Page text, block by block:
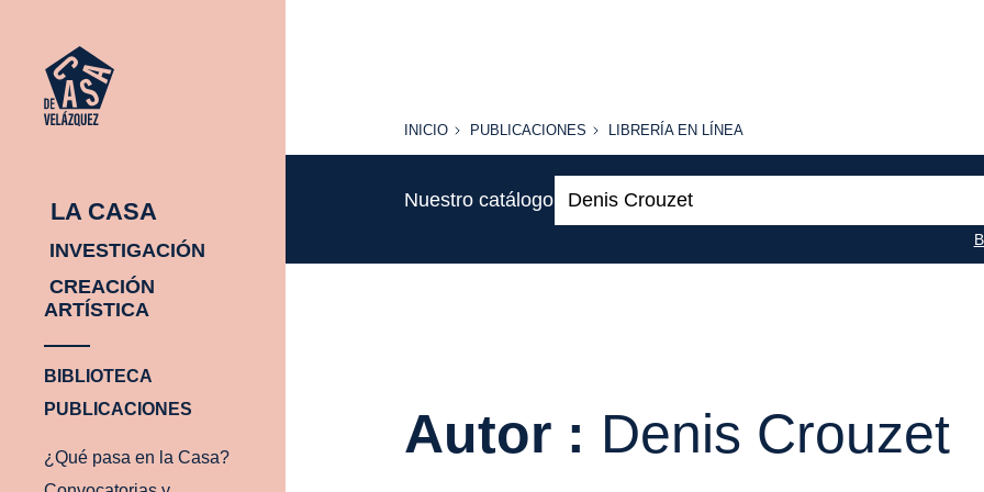
LA CASA
INVESTIGACIÓN
CREACIÓN
ARTÍSTICA
BIBLIOTECA
PUBLICACIONES
¿Qué pasa en la Casa?
INICIO
INICIO PUBLICACIONES
PUBLICACIONES
LIBRERÍA
LÍNEA
LIBRERÍA EN LÍNEA
Nuestro catálogo
Autor : Denis Crouzet